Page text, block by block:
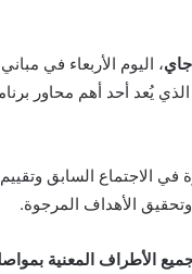
، اليوم الأربعاء في
الذي يُعد أحد أهم محاور
في الاجتماع السابق
الأهداف المرجوة.
الأطراف المعنية